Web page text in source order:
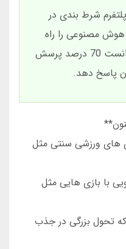
پلتفرم شرط بندی در
مصنوعی را راه
اندازی کرد. این سیستم می توانست 70 درصد پرسش
پاسخ دهد.
بر بازی های ورزشی سنتی مثل
با بازی هایی مثل
که تحول بزرگی در جذب